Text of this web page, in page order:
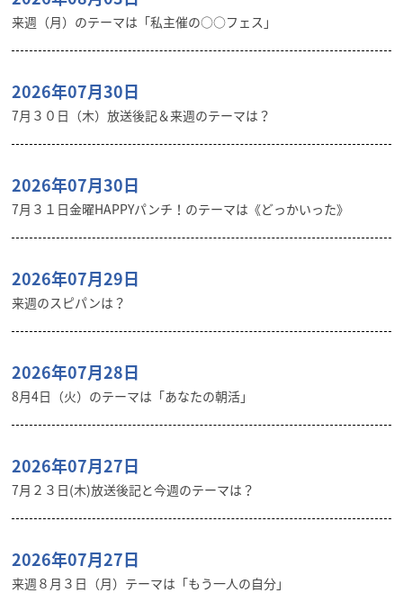
来週（月）のテーマは「私主催の○○フェス」
2026年07月30日
7月３０日（木）放送後記＆来週のテーマは？
2026年07月30日
7月３１日金曜HAPPYパンチ！のテーマは《どっかいった》
2026年07月29日
来週のスピパンは？
2026年07月28日
8月4日（火）のテーマは「あなたの朝活」
2026年07月27日
7月２３日(木)放送後記と今週のテーマは？
2026年07月27日
来週８月３日（月）テーマは「もう一人の自分」